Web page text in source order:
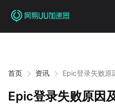
首页 资讯 Epic登录失败原
Epic登录失败原因